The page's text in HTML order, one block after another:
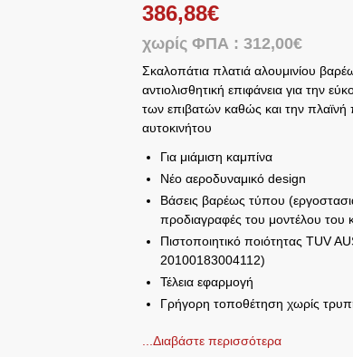
386,88€
χωρίς ΦΠΑ : 312,00€
Σκαλοπάτια πλατιά αλουμινίου
αντιολισθητική επιφάνεια για την
των επιβατών καθώς και την πλαϊνή
αυτοκινήτου
Για μιάμιση καμπίνα
Νέο αεροδυναμικό design
Βάσεις βαρέως τύπου
προδιαγραφές του μοντέλου του
Πιστοποιητικό ποιότητας TUV
20100183004112)
Τέλεια εφαρμογή
Γρήγορη τοποθέτηση χωρίς
...Διαβάστε περισσότερα